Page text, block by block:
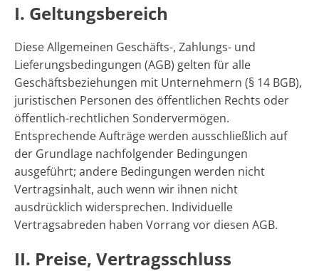
I. Geltungsbereich
Diese Allgemeinen Geschäfts-, Zahlungs- und
Lieferungsbedingungen (AGB) gelten für alle
Geschäftsbeziehungen mit Unternehmern (§ 14 BGB),
juristischen Personen des öffentlichen Rechts oder
öffentlich-rechtlichen Sondervermögen.
Entsprechende Aufträge werden ausschließlich auf
der Grundlage nachfolgender Bedingungen
ausgeführt; andere Bedingungen werden nicht
Vertragsinhalt, auch wenn wir ihnen nicht
ausdrücklich widersprechen. Individuelle
Vertragsabreden haben Vorrang vor diesen AGB.
II. Preise, Vertragsschluss